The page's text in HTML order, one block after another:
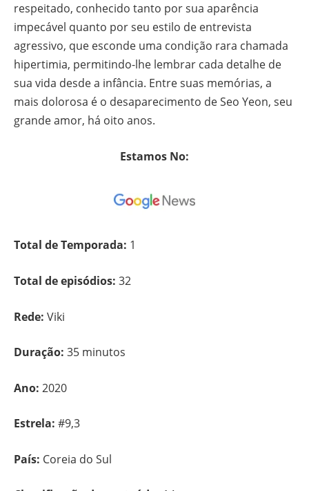
respeitado, conhecido tanto por sua aparência
impecável quanto por seu estilo de entrevista
agressivo, que esconde uma condição rara chamada
hipertimia, permitindo-lhe lembrar cada detalhe de
sua vida desde a infância. Entre suas memórias, a
mais dolorosa é o desaparecimento de Seo Yeon, seu
grande amor, há oito anos.
Estamos No:
Total de Temporada: 1
Total de episódios: 32
Rede: Viki
Duração: 35 minutos
Ano: 2020
Estrela: #9,3
País: Coreia do Sul